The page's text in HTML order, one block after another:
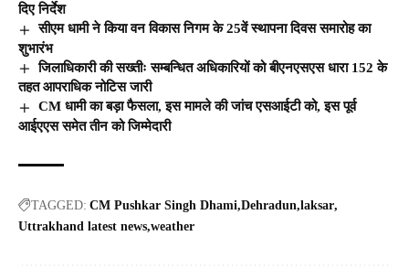
दिए निर्देश
सीएम धामी ने किया वन विकास निगम के 25वें स्थापना दिवस समारोह का
शुभारंभ
जिलाधिकारी की सख्तीः सम्बन्धित अधिकारियों को बीएनएसएस धारा 152 के
तहत आपराधिक नोटिस जारी
CM धामी का बड़ा फैसला, इस मामले की जांच एसआईटी को, इस पूर्व
आईएएस समेत तीन को जिम्मेदारी
TAGGED: CM Pushkar Singh Dhami Dehradun laksar
Uttrakhand latest news weather